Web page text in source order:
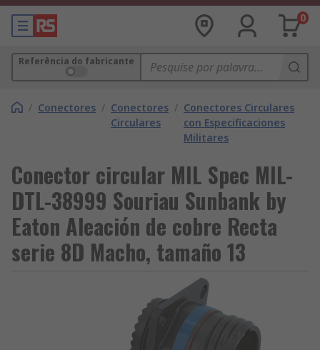
0
Referência do fabricante
/ Conectores / Conectores
Circulares
/ Conectores Circulares
con Especificaciones
Militares
Conector circular MIL Spec MIL-
DTL-38999 Souriau Sunbank by
Eaton Aleación de cobre Recta
serie 8D Macho, tamaño 13